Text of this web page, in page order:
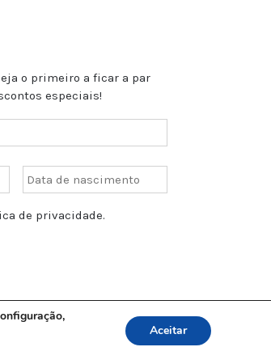
o primeiro a ficar a par
especiais!
de privacidade.
Aceitar